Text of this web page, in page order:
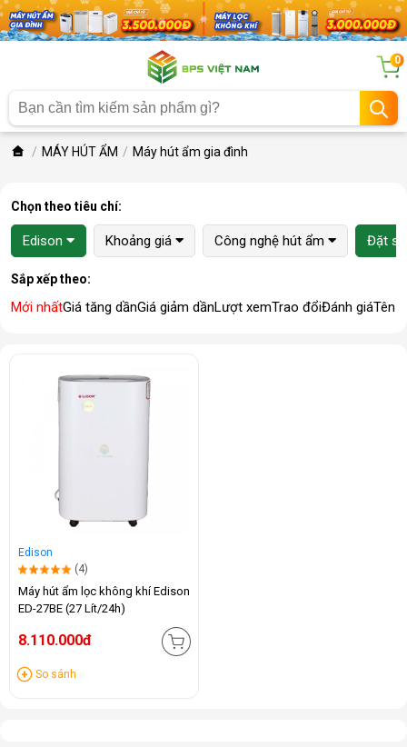
0
MÁY HÚT ẨM Máy hút ẩm gia đình
Chọn theo tiêu chí:
Edison Khoảng giá Công nghệ hút ẩm Đặt
Sắp xếp theo:
Mới nhấtGiá tăng dầnGiá giảm dầnLượt xemTrao đổiĐánh giáTên
Edison
(4)
Máy hút ẩm lọc không khí Edison
ED-27BE (27 Lít/24h)
8.110.000đ
So sánh